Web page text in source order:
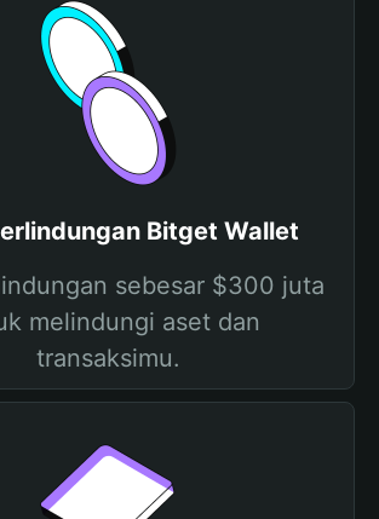
Bitget Wallet
sebesar $300 juta
melindungi aset dan
transaksimu.